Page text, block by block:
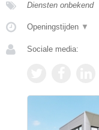
Diensten onbekend
Openingstijden ▼
Sociale media: